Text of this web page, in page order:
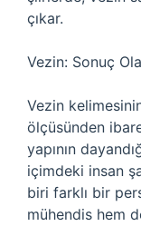
çıkar.
Vezin: Sonuç
Vezin
ölçüsünden
yapının
içimdeki insan
biri farklı bir
mühendis hem